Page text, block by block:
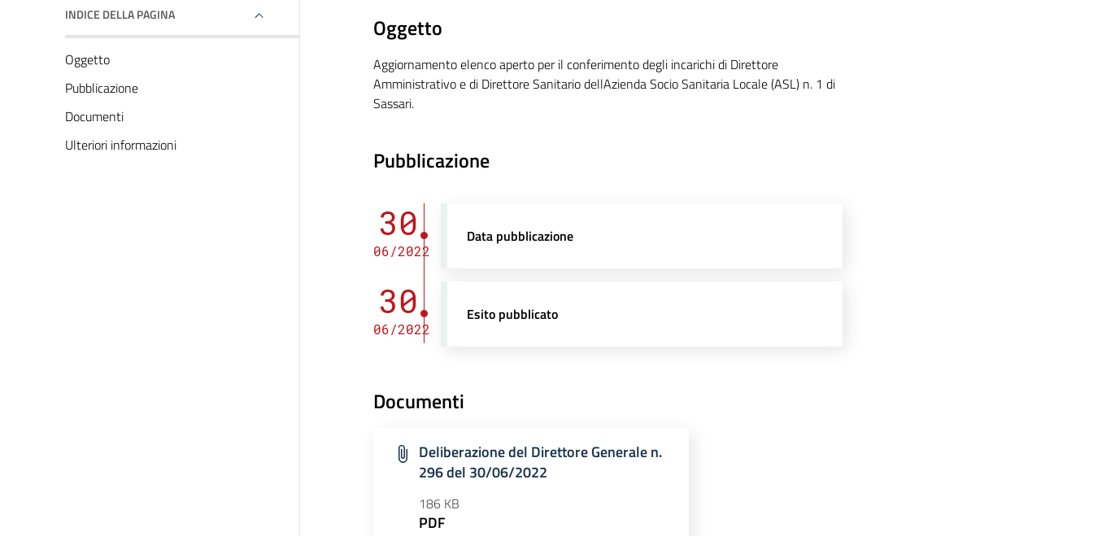
INDICE DELLA PAGINA
Oggetto
Pubblicazione
Documenti
Ulteriori informazioni
Oggetto
Aggiornamento elenco aperto per il conferimento degli incarichi di Direttore
Amministrativo e di Direttore Sanitario dellAzienda Socio Sanitaria Locale (ASL) n. 1 di
Sassari.
Pubblicazione
30
06/2022
Data pubblicazione
30
06/2022
Esito pubblicato
Documenti
Deliberazione del Direttore Generale n.
296 del 30/06/2022
186 KB
PDF